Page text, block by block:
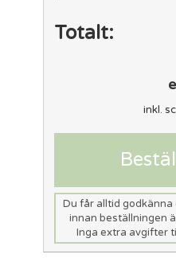
Totalt:
inkl.
Du får alltid
innan beställningen
Inga extra avgifter